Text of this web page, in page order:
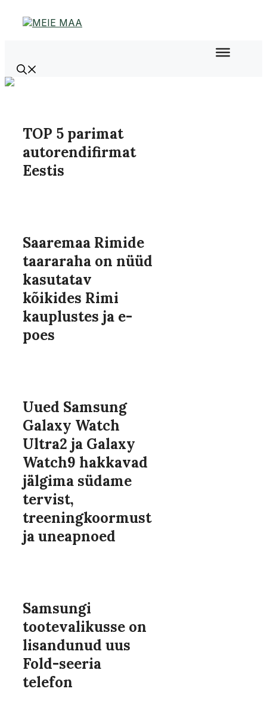
TOP 5 parimat
autorendifirmat
Eestis
Saaremaa Rimide
taararaha on nüüd
kasutatav
kõikides Rimi
kauplustes ja e-
poes
Uued Samsung
Galaxy Watch
Ultra2 ja Galaxy
Watch9 hakkavad
jälgima südame
tervist,
treeningkoormust
ja uneapnoed
Samsungi
tootevalikusse on
lisandunud uus
Fold-seeria
telefon